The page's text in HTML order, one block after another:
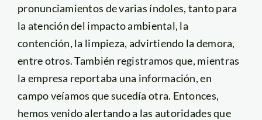
pronunciamientos de varias índoles, tanto para
la atención del impacto ambiental, la
contención, la limpieza, advirtiendo la demora,
entre otros. También registramos que, mientras
la empresa reportaba una información, en
campo veíamos que sucedía otra. Entonces,
hemos venido alertando a las autoridades que